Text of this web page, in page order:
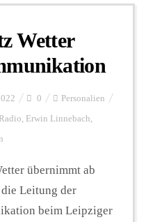
Wetter
0 Personalien
, Erwin Linnebach,
übernimmt ab
Leitung der
beim Leipziger